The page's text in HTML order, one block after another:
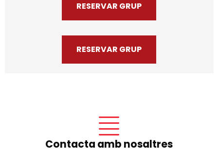
RESERVAR GRUP
RESERVAR GRUP
Contacta amb nosaltres